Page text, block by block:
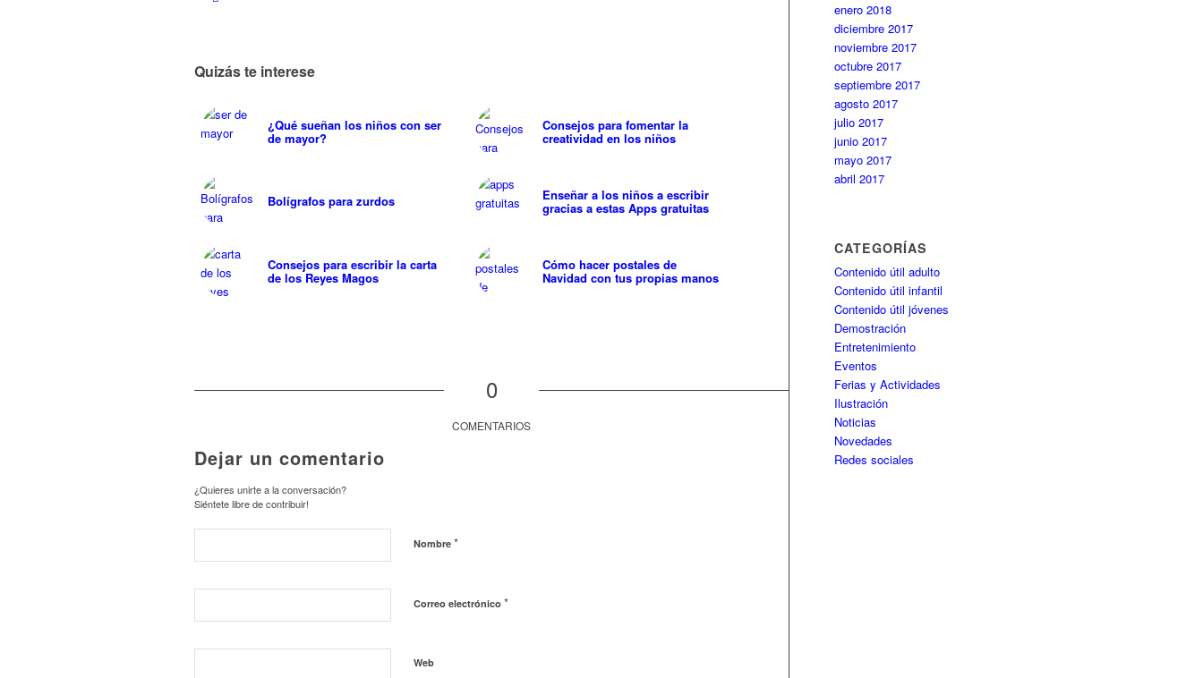
Quizás te interese
¿Qué sueñan los niños con ser
de mayor?
Consejos para fomentar la
creatividad en los niños
Bolígrafos para zurdos Enseñar a los niños a escribir
gracias a estas Apps gratuitas
Consejos para escribir la carta
de los Reyes Magos
Cómo hacer postales de
Navidad con tus propias manos
0
COMENTARIOS
Dejar un comentario
¿Quieres unirte a la conversación?
Siéntete libre de contribuir!
Nombre *
Correo electrónico *
Web
enero 2018
diciembre 2017
noviembre 2017
octubre 2017
septiembre 2017
agosto 2017
julio 2017
junio 2017
mayo 2017
abril 2017
CATEGORÍAS
Contenido útil adulto
Contenido útil infantil
Contenido útil jóvenes
Demostración
Entretenimiento
Eventos
Ferias y Actividades
Ilustración
Noticias
Novedades
Redes sociales